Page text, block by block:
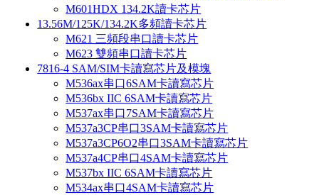
M601HDX 134.2K讀卡芯片
13.56M/125K/134.2K多頻讀卡芯片
M621 三頻段串口讀卡芯片
M623 雙頻串口讀卡芯片
7816-4 SAM/SIM卡讀寫芯片及模塊
M536ax串口6SAM卡讀寫芯片
M536bx IIC 6SAM卡讀寫芯片
M537ax串口7SAM卡讀寫芯片
M537a3CP串口3SAM卡讀寫芯片
M537a3CP6O2串口3SAM卡讀寫芯片
M537a4CP串口4SAM卡讀寫芯片
M537bx IIC 6SAM卡讀寫芯片
M534ax串口4SAM卡讀寫芯片